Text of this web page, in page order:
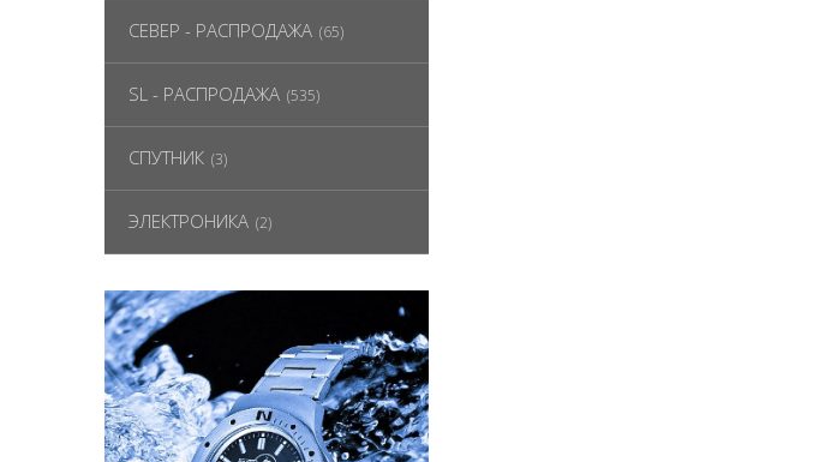
СЕВЕР - РАСПРОДАЖА (65)
SL - РАСПРОДАЖА (535)
СПУТНИК (3)
ЭЛЕКТРОНИКА (2)